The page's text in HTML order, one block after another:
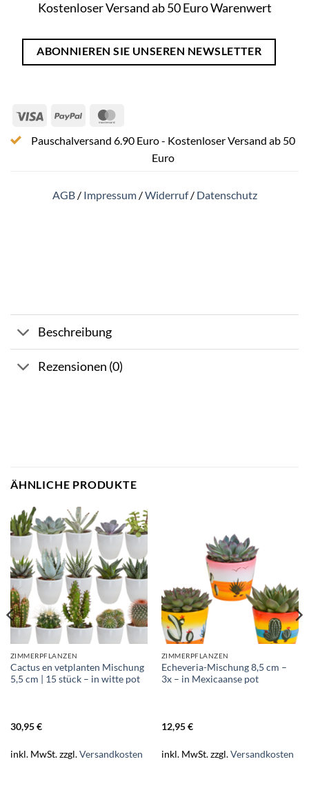
Kostenloser Versand ab 50 Euro Warenwert
ABONNIEREN SIE UNSEREN NEWSLETTER
Visa PayPal
Pauschalversand 6.90 Euro - Kostenloser Versand ab 50
Euro
AGB/ Impressum/Widerruf/ Datenschutz
Beschreibung
Rezensionen (0)
ÄHNLICHE PRODUKTE
ZIMMERPFLANZEN
Cactus en vetplanten Mischung
5,5 cm | 15 stück – in witte pot
30,95€
inkl. MwSt.zzgl.Versandkosten
ZIMMERPFLANZEN
Echeveria-Mischung 8,5 cm –
3x – in Mexicaanse pot
12,95€
inkl. MwSt.zzgl.Versandkosten